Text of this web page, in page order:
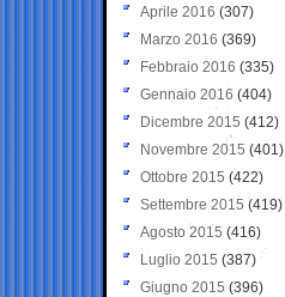
Aprile 2016 (307)
Marzo 2016 (369)
Febbraio 2016 (335)
Gennaio 2016 (404)
Dicembre 2015 (412)
Novembre 2015 (401)
Ottobre 2015 (422)
Settembre 2015 (419)
Agosto 2015 (416)
Luglio 2015 (387)
Giugno 2015 (396)